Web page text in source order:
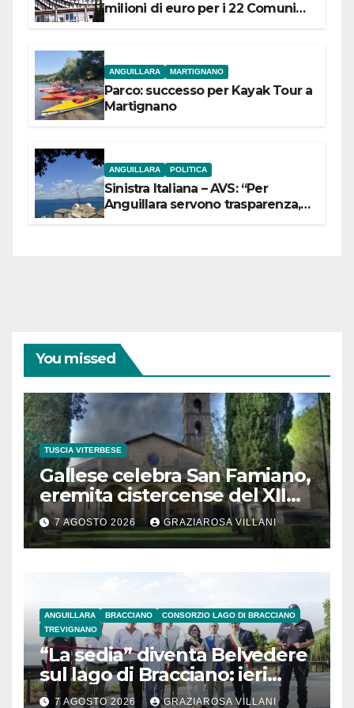
milioni di euro per i 22 Comuni
ANGUILLARA MARTIGNANO
Parco: successo per Kayak Tour a
Martignano
ANGUILLARA POLITICA
Sinistra Italiana – AVS: “Per
Anguillara servono trasparenza,
You missed
TUSCIA VITERBESE
Gallese celebra San Famiano,
eremita cistercense del XII
secolo
7 AGOSTO 2026 GRAZIAROSA VILLANI
ANGUILLARA BRACCIANO
CONSORZIO LAGO DI BRACCIANO
TREVIGNANO
“La sedia” diventa Belvedere
sul lago di Bracciano: ieri
l’inaugurazione
7 AGOSTO 2026 GRAZIAROSA VILLANI